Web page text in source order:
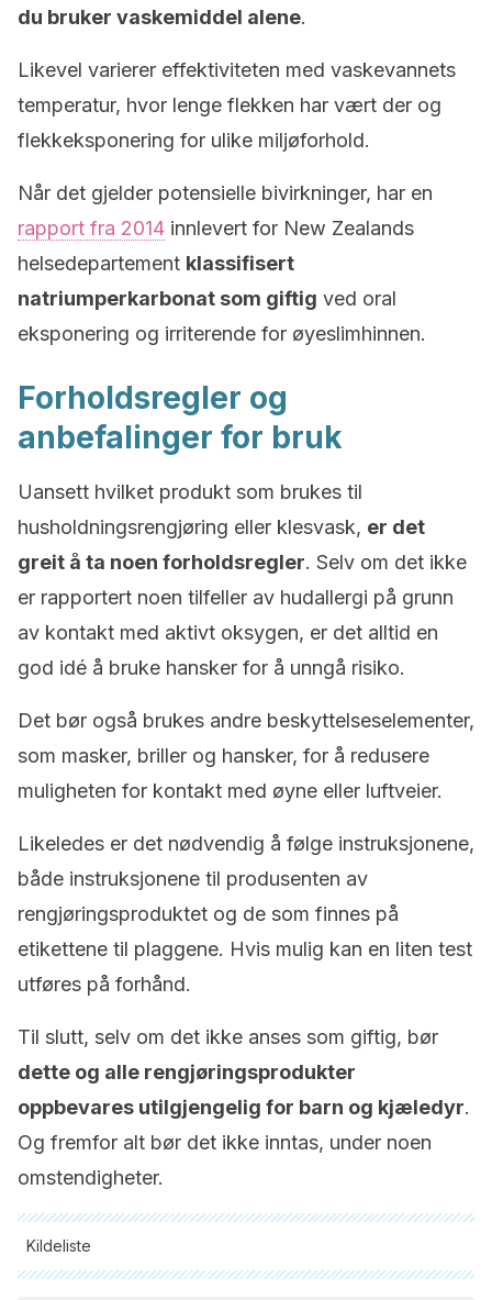
du bruker vaskemiddel alene.
Likevel varierer effektiviteten med vaskevannets
temperatur, hvor lenge flekken har vært der og
flekkeksponering for ulike miljøforhold.
Når det gjelder potensielle bivirkninger, har en
rapport fra 2014 innlevert for New Zealands
helsedepartement klassifisert
natriumperkarbonat som giftig ved oral
eksponering og irriterende for øyeslimhinnen.
Forholdsregler og
anbefalinger for bruk
Uansett hvilket produkt som brukes til
husholdningsrengjøring eller klesvask, er det
greit å ta noen forholdsregler. Selv om det ikke
er rapportert noen tilfeller av hudallergi på grunn
av kontakt med aktivt oksygen, er det alltid en
god idé å bruke hansker for å unngå risiko.
Det bør også brukes andre beskyttelseselementer,
som masker, briller og hansker, for å redusere
muligheten for kontakt med øyne eller luftveier.
Likeledes er det nødvendig å følge instruksjonene,
både instruksjonene til produsenten av
rengjøringsproduktet og de som finnes på
etikettene til plaggene. Hvis mulig kan en liten test
utføres på forhånd.
Til slutt, selv om det ikke anses som giftig, bør
dette og alle rengjøringsprodukter
oppbevares utilgjengelig for barn og kjæledyr.
Og fremfor alt bør det ikke inntas, under noen
omstendigheter.
Kildeliste
Alle siterte kilder ble grundig gjennomgått av teamet vårt for å